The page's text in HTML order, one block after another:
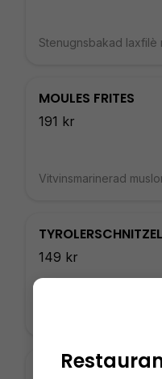
Stenugnsbakad laxfilè
MOULES FRITES
191 kr
Vitvinsmarinerad
TYROLERSCHNITZEL
149 kr
200 g fläskschnitzel.
med steakhouse
STEAK-